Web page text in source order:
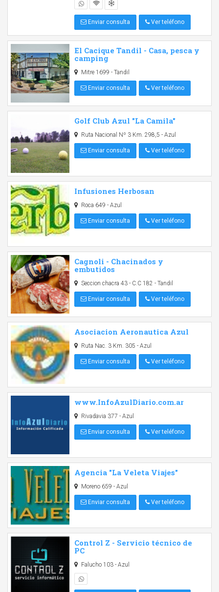
Enviar consulta Ver teléfono
El Cacique Tandil - Casa, pesca y
camping
Mitre 1699 - Tandil
Enviar consulta Ver teléfono
Golf Club Azul "La Camila"
Ruta Nacional Nº 3 Km. 298,5 - Azul
Enviar consulta Ver teléfono
Infusiones Herbosan
Roca 649 - Azul
Enviar consulta Ver teléfono
Cagnoli - Chacinados y
embutidos
Seccion chacra 43 - C.C 182 - Tandil
Enviar consulta Ver teléfono
Asociacion Aeronautica Azul
Ruta Nac. 3 Km. 305 - Azul
Enviar consulta Ver teléfono
www.InfoAzulDiario.com.ar
Rivadavia 377 - Azul
Enviar consulta Ver teléfono
Agencia "La Veleta Viajes"
Moreno 659 - Azul
Enviar consulta Ver teléfono
Control Z - Servicio técnico de
PC
Falucho 103 - Azul